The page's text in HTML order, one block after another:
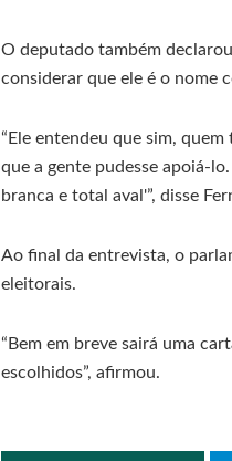
O deputado também
considerar que ele é o nome
“Ele entendeu que sim,
que a gente pudesse apoiá-
branca e total aval'”, disse
Ao final da entrevista, o
eleitorais.
“Bem em breve sairá uma
escolhidos”, afirmou.